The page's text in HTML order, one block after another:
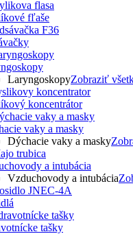
fľaše
LaryngoskopyZobraziť
koncentrátor
vaky a masky
Dýchacie vaky a masky
a intubácia
Vzduchovody a intubácia
tašky